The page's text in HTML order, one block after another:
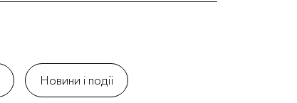
Новини і події